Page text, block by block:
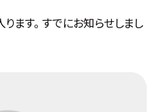
ます。 すでにお知らせしまし